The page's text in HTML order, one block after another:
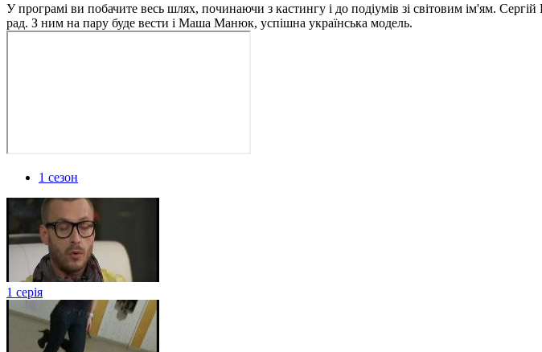
У програмі ви побачите весь шлях, починаючи з кастингу і до подіумів зі світовим ім'ям.
рад. З ним на пару буде вести і Маша Манюк, успішна українська модель.
1 сезон
1 серія